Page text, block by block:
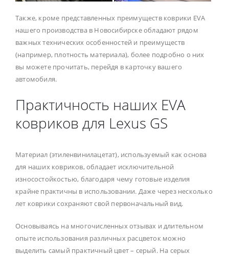
Также, кроме представленных преимуществ коврики EVA
нашего производства в Новосибирске обладают рядом
важных технических особенностей и преимуществ
(например, плотность материала), более подробно о них
вы можете прочитать, перейдя в карточку вашего
автомобиля.
Практичность наших EVA
ковриков для Lexus GS
Материал (этиленвинилацетат), используемый как основа
для наших ковриков, обладает исключительной
износостойкостью, благодаря чему готовые изделия
крайне практичны в использовании. Даже через несколько
лет коврики сохраняют свой первоначальный вид.
Основываясь на многочисленных отзывах и длительном
опыте использования различных расцветок можно
выделить самый практичный цвет – серый. На серых